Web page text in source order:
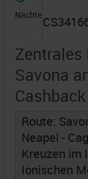
Nächte
Zentrales
Savona
Cashback
Route:
Neapel -
Kreuzen im
Ionischen